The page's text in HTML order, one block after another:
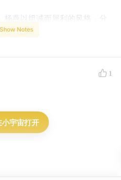
杨燕以坦诚而犀利的风格，分
路、“双视角驱动”数字化转
Notes
1
小宇宙打开